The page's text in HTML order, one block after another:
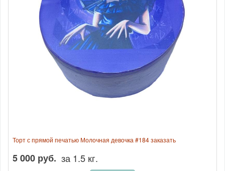
Торт с прямой печатью Молочная девочка #184 заказать
5 000 руб. за 1.5 кг.